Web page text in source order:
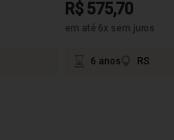
R$ 575,70
em até 6x sem juros
6 anos RS